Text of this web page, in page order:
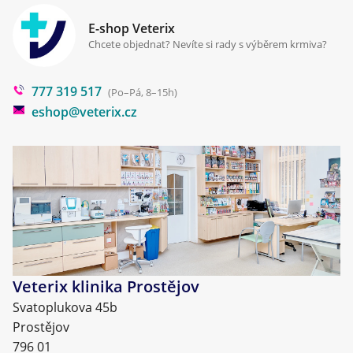
Cookies a podmínky používání
Klinika Prostějov
Poradna
Blog
E-shop Veterix
Chcete objednat? Nevíte si rady s výběrem krmiva?
777 319 517 (Po–Pá, 8–15h)
eshop@veterix.cz
Veterix klinika Prostějov
Svatoplukova 45b
Prostějov
796 01